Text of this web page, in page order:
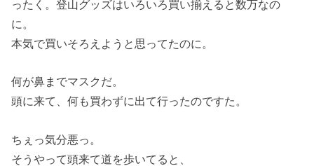
ったく。登山グッズはいろいろ買い揃えると数万なの
に。
本気で買いそろえようと思ってたのに。
何が鼻までマスクだ。
頭に来て、何も買わずに出て行ったのですた。
ちぇっ気分悪っ。
そうやって頭来て道を歩いてると、